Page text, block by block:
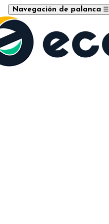
Navegación de palanca ☰